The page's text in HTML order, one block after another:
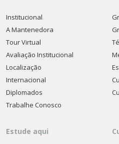
Institucional
A Mantenedora
Tour Virtual
Avaliação Institucional
Localização
Internacional
Diplomados
Trabalhe Conosco
Estude aqui